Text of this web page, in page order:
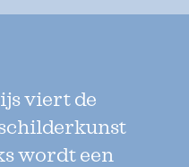
viert de
wordt een